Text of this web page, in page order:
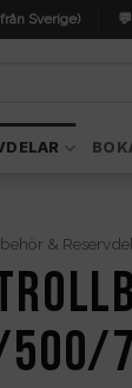
Sverige)
&